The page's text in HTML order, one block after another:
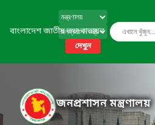
বাংলাদেশ জাতীয় তথ্য বাতায়ন
দেখুন
জনপ্রশাসন মন্ত্রণালয়